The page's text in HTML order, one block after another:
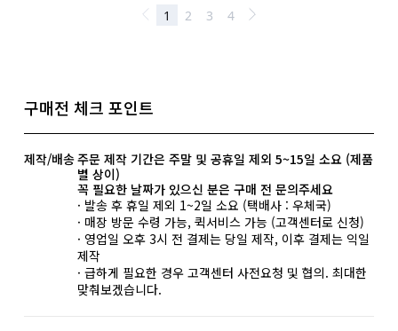
구매전 체크 포인트
제작/배송주문 제작 기간은 주말 및 공휴일 제외 5~15일 소요 (제품
별 상이)
꼭 필요한 날짜가 있으신 분은 구매 전 문의주세요
· 발송 후 휴일 제외 1~2일 소요 (택배사 : 우체국)
· 매장 방문 수령 가능, 퀵서비스 가능 (고객센터로 신청)
· 영업일 오후 3시 전 결제는 당일 제작, 이후 결제는 익일
제작
· 급하게 필요한 경우 고객센터 사전요청 및 협의. 최대한
맞춰보겠습니다.